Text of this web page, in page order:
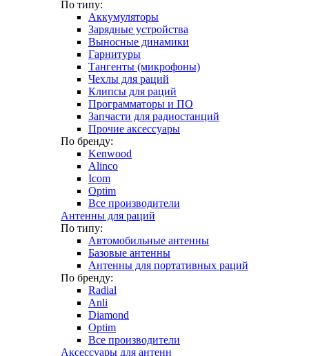
По типу:
Аккумуляторы
Зарядные устройства
Выносные динамики
Гарнитуры
Тангенты (микрофоны)
Чехлы для раций
Клипсы для раций
Программаторы и ПО
Запчасти для радиостанций
Прочие аксессуары
По бренду:
Kenwood
Alinco
Icom
Optim
Все производители
Антенны для раций
По типу:
Автомобильные антенны
Базовые антенны
Антенны для портативных раций
По бренду:
Radial
Anli
Diamond
Optim
Все производители
Аксессуары для антенн